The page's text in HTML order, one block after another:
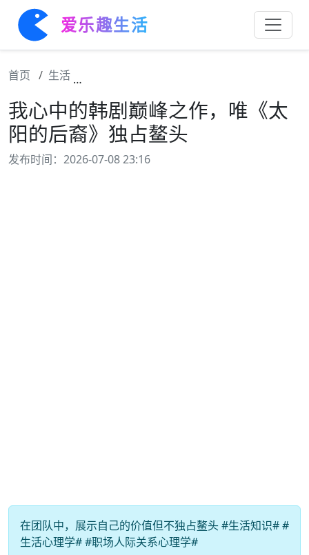
爱乐趣生活
首页 生活
我心中的韩剧巅峰之作，唯《太
阳的后裔》独占鳌头
发布时间：2026-07-08 23:16
在团队中，展示自己的价值但不独占鳌头 #生活知识# #
生活心理学# #职场人际关系心理学#